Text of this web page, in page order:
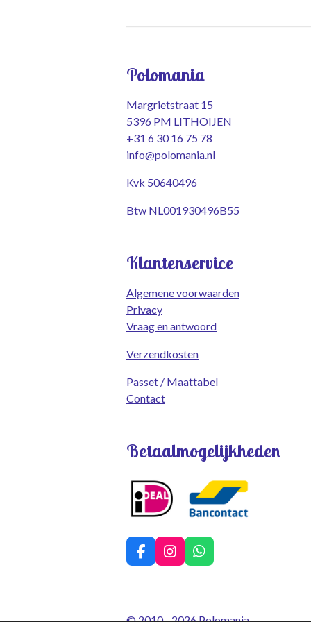
Polomania
Margrietstraat 15
5396 PM LITHOIJEN
+31 6 30 16 75 78
info@polomania.nl
Kvk 50640496
Btw NL001930496B55
Klantenservice
Algemene voorwaarden
Privacy
Vraag en antwoord
Verzendkosten
Passet / Maattabel
Contact
Betaalmogelijkheden
F
a
I
n
W
h